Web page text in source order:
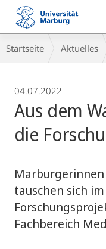
Mobile-
Navigation
Breadcrumb-
Navigation
Startseite Aktuelles
04.07.2022
Aus dem
die
tauschen sich
Fachbereich